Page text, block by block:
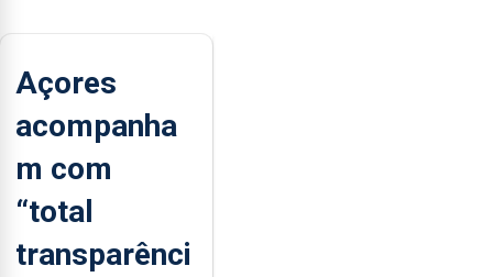
Açores
acompanha
m com
“total
transparênci